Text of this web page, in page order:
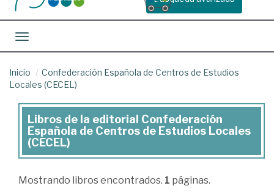
Toggle navigation
Inicio
Confederación Española de Centros de Estudios
Locales (CECEL)
Libros
de
la
editorial
Libros de la editorial Confederación
Española de Centros de Estudios Locales
(CECEL)
Mostrando libros encontrados. 1 páginas.